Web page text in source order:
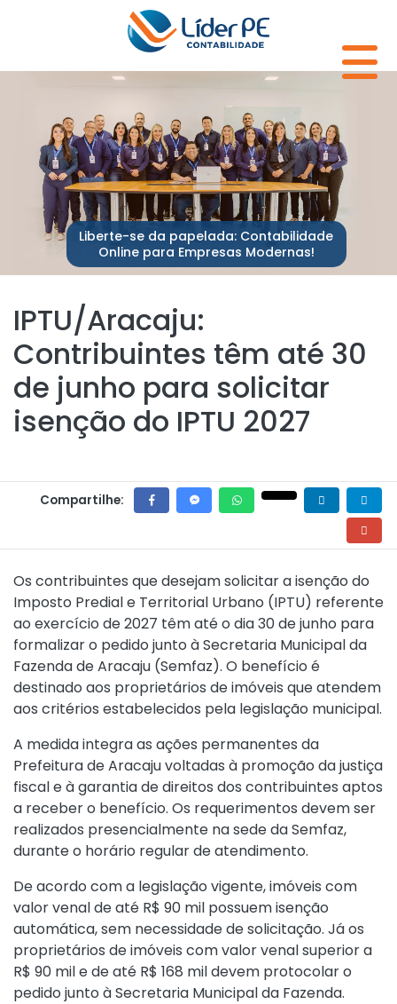
Liberte-se da papelada: Contabilidade
Online para Empresas Modernas!
IPTU/Aracaju:
Contribuintes têm até 30
de junho para solicitar
isenção do IPTU 2027
Compartilhe:
Os contribuintes que desejam solicitar a isenção do
Imposto Predial e Territorial Urbano (IPTU) referente
ao exercício de 2027 têm até o dia 30 de junho para
formalizar o pedido junto à Secretaria Municipal da
Fazenda de Aracaju (Semfaz). O benefício é
destinado aos proprietários de imóveis que atendem
aos critérios estabelecidos pela legislação municipal.
A medida integra as ações permanentes da
Prefeitura de Aracaju voltadas à promoção da justiça
fiscal e à garantia de direitos dos contribuintes aptos
a receber o benefício. Os requerimentos devem ser
realizados presencialmente na sede da Semfaz,
durante o horário regular de atendimento.
De acordo com a legislação vigente, imóveis com
valor venal de até R$ 90 mil possuem isenção
automática, sem necessidade de solicitação. Já os
proprietários de imóveis com valor venal superior a
R$ 90 mil e de até R$ 168 mil devem protocolar o
pedido junto à Secretaria Municipal da Fazenda.